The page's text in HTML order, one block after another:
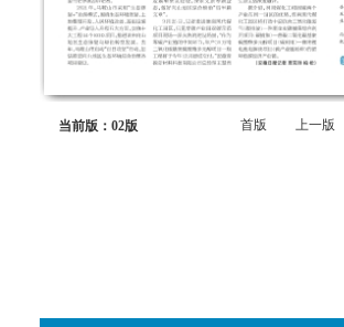
当前版：02版 首版 上一版